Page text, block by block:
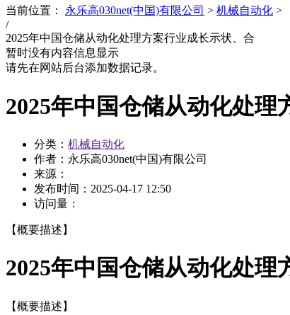
当前位置： 永乐高030net(中国)有限公司 > 机械自动化 >
/
2025年中国仓储从动化处理方案行业成长示状、合
暂时没有内容信息显示
请先在网站后台添加数据记录。
2025年中国仓储从动化处理
分类： 机械自动化
作者：永乐高030net(中国)有限公司
来源：
发布时间： 2025-04-17 12:50
访问量：
【概要描述】
2025年中国仓储从动化处理
【概要描述】